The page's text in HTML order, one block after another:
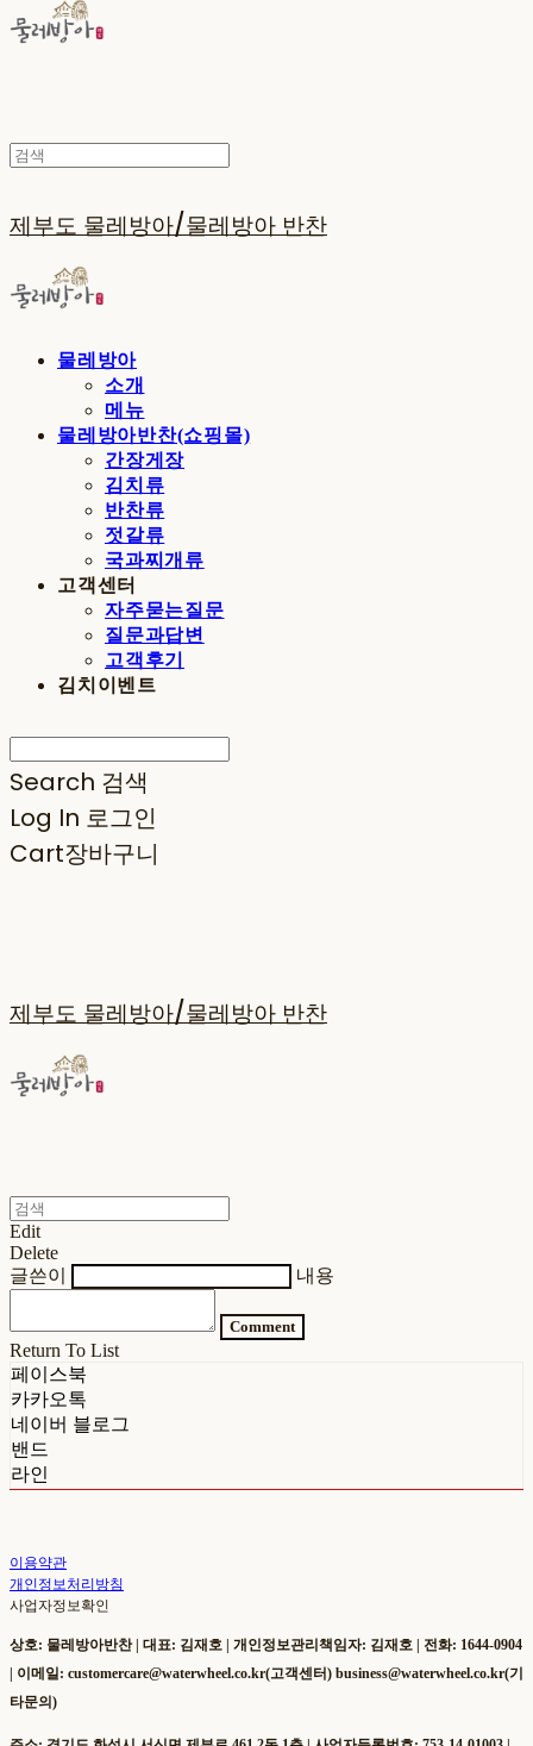
제부도 물레방아/물레방아 반찬
물레방아
소개
메뉴
물레방아반찬(쇼핑몰)
간장게장
김치류
반찬류
젓갈류
국과찌개류
고객센터
자주묻는질문
질문과답변
고객후기
김치이벤트
Search 검색
Log In 로그인
Cart장바구니
제부도 물레방아/물레방아 반찬
Edit
Delete
글쓴이
내용
Comment
Return To List
페이스북
카카오톡
네이버 블로그
밴드
라인
이용약관
개인정보처리방침
사업자정보확인
상호: 물레방아반찬 | 대표: 김재호 | 개인정보관리책임자: 김재호 | 전화: 1644-0904
| 이메일: customercare@waterwheel.co.kr(고객센터) business@waterwheel.co.kr(기
타문의)